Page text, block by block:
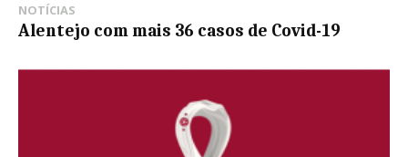
NOTÍCIAS
Alentejo com mais 36 casos de Covid-19